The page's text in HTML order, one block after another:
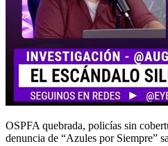
OSPFA quebrada, policías sin
denuncia de “Azules por Siempre”